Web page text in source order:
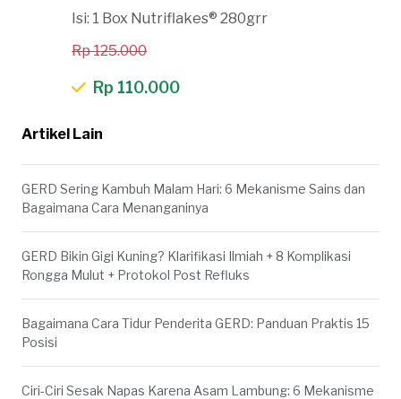
Isi: 1 Box Nutriflakes® 280grr
Rp 125.000
Rp 110.000
Artikel Lain
GERD Sering Kambuh Malam Hari: 6 Mekanisme Sains dan
Bagaimana Cara Menanganinya
GERD Bikin Gigi Kuning? Klarifikasi Ilmiah + 8 Komplikasi
Rongga Mulut + Protokol Post Refluks
Bagaimana Cara Tidur Penderita GERD: Panduan Praktis 15
Posisi
Ciri-Ciri Sesak Napas Karena Asam Lambung: 6 Mekanisme